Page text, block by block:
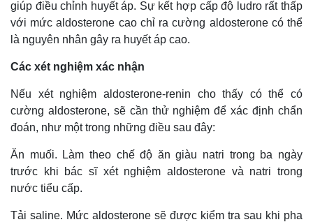
giúp điều chỉnh huyết áp. Sự kết hợp cấp độ ludro rất thấp
với mức aldosterone cao chỉ ra cường aldosterone có thể
là nguyên nhân gây ra huyết áp cao.
Các xét nghiệm xác nhận
Nếu xét nghiệm aldosterone-renin cho thấy có thể có
cường aldosterone, sẽ cần thử nghiệm để xác định chẩn
đoán, như một trong những điều sau đây:
Ăn muối. Làm theo chế độ ăn giàu natri trong ba ngày
trước khi bác sĩ xét nghiệm aldosterone và natri trong
nước tiểu cấp.
Tải saline. Mức aldosterone sẽ được kiểm tra sau khi pha